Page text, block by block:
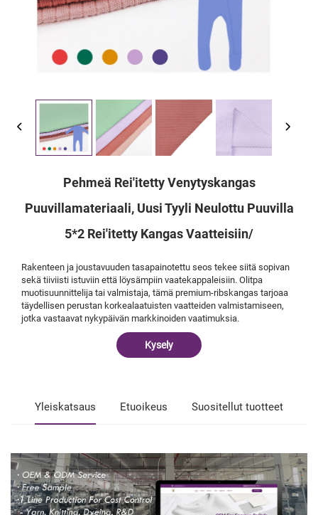
Pehmeä Rei'itetty Venytyskangas
Puuvillamateriaali, Uusi Tyyli Neulottu Puuvilla
5*2 Rei'itetty Kangas Vaatteisiin/
Rakenteen ja joustavuuden tasapainotettu seos tekee siitä sopivan
sekä tiiviisti istuviin että löysämpiin vaatekappaleisiin. Olitpa
muotisuunnittelija tai valmistaja, tämä premium-ribskangas tarjoaa
täydellisen perustan korkealaatuisten vaatteiden valmistamiseen,
jotka vastaavat nykypäivän markkinoiden vaatimuksia.
Kysely
Yleiskatsaus Etuoikeus Suositellut tuotteet